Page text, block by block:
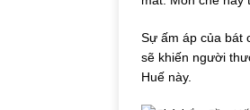
Sự ấm áp của bát
sẽ khiến người
Huế này.